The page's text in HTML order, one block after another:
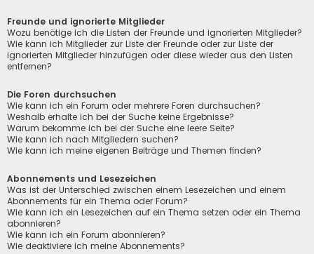
Freunde und ignorierte Mitglieder
Wozu benötige ich die Listen der Freunde und ignorierten Mitglieder?
Wie kann ich Mitglieder zur Liste der Freunde oder zur Liste der
ignorierten Mitglieder hinzufügen oder diese wieder aus den Listen
entfernen?
Die Foren durchsuchen
Wie kann ich ein Forum oder mehrere Foren durchsuchen?
Weshalb erhalte ich bei der Suche keine Ergebnisse?
Warum bekomme ich bei der Suche eine leere Seite?
Wie kann ich nach Mitgliedern suchen?
Wie kann ich meine eigenen Beiträge und Themen finden?
Abonnements und Lesezeichen
Was ist der Unterschied zwischen einem Lesezeichen und einem
Abonnements für ein Thema oder Forum?
Wie kann ich ein Lesezeichen auf ein Thema setzen oder ein Thema
abonnieren?
Wie kann ich ein Forum abonnieren?
Wie deaktiviere ich meine Abonnements?